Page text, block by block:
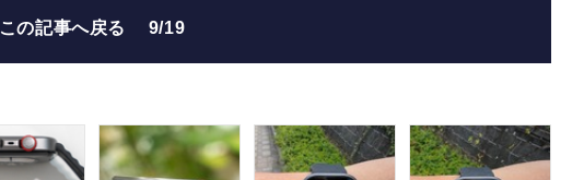
この記事へ戻る 9/19